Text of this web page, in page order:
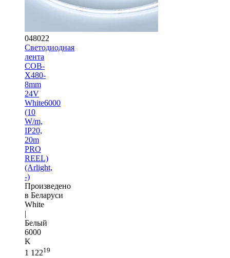
048022
Светодиодная
лента
COB-
X480-
8mm
24V
White6000
(10
W/m,
IP20,
20m
PRO
REEL)
(Arlight,
-)
Произведено
в Беларуси
White
|
Белый
6000
K
1 12219